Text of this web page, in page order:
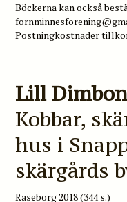
Böckerna kan också
Postningkostnader
Lill
Kobbar,
hus i
skärgårds
Raseborg 2018 (344 s.)